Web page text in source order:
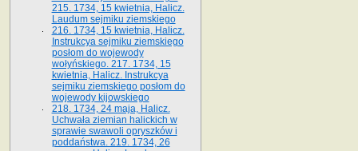
215. 1734, 15 kwietnia, Halicz.
Laudum sejmiku ziemskiego
216. 1734, 15 kwietnia, Halicz.
Instrukcya sejmiku ziemskiego
posłom do wojewody
wołyńskiego. 217. 1734, 15
kwietnia, Halicz. Instrukcya
sejmiku ziemskiego posłom do
wojewody kijowskiego
218. 1734, 24 maja, Halicz.
Uchwała ziemian halickich w
sprawie swawoli opryszków i
poddaństwa. 219. 1734, 26